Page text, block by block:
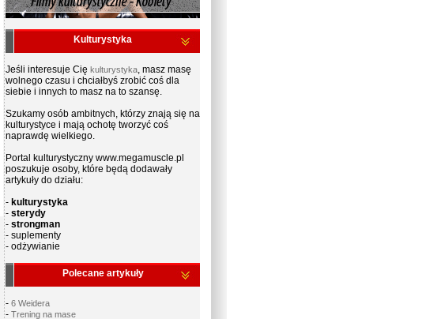
Kulturystyka
Jeśli interesuje Cię kulturystyka, masz masę
wolnego czasu i chciałbyś zrobić coś dla
siebie i innych to masz na to szansę.
Szukamy osób ambitnych, którzy znają się na
kulturystyce i mają ochotę tworzyć coś
naprawdę wielkiego.
Portal kulturystyczny www.megamuscle.pl
poszukuje osoby, które będą dodawały
artykuły do działu:
- kulturystyka
- sterydy
- strongman
- suplementy
- odżywianie
Polecane artykuły
- 6 Weidera
- Trening na mase